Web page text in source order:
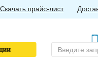
Скачать прайс-лист